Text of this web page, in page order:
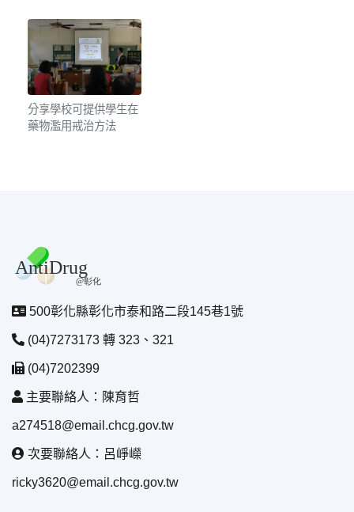
分享學校可提供學生在
藥物濫用戒治方法
500彰化縣彰化市泰和路二段145巷1號
(04)7273173 轉 323、321
(04)7202399
主要聯絡人：陳育哲
a274518@email.chcg.gov.tw
次要聯絡人：呂崢嶸
ricky3620@email.chcg.gov.tw